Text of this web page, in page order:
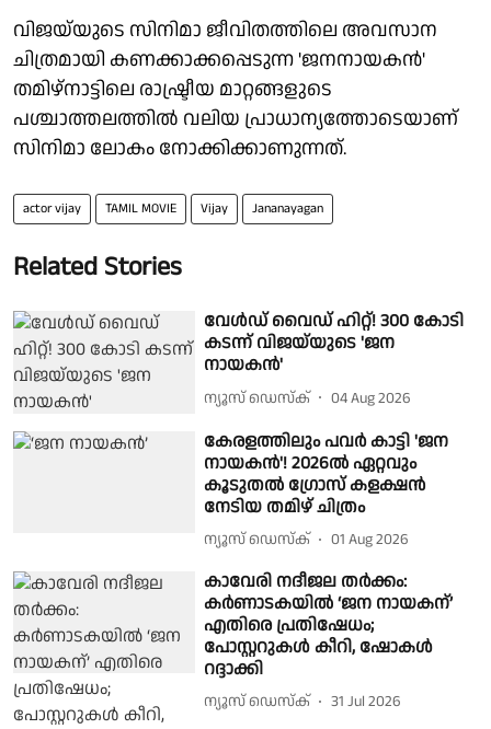
വിജയ്‌യുടെ സിനിമാ ജീവിതത്തിലെ അവസാന
ചിത്രമായി കണക്കാക്കപ്പെടുന്ന 'ജനനായകൻ'
തമിഴ്‌നാട്ടിലെ രാഷ്ട്രീയ മാറ്റങ്ങളുടെ
പശ്ചാത്തലത്തിൽ വലിയ പ്രാധാന്യത്തോടെയാണ്
സിനിമാ ലോകം നോക്കിക്കാണുന്നത്.
actor vijay TAMIL MOVIE Vijay Jananayagan
Related Stories
വേൾഡ് വൈഡ് ഹിറ്റ്! 300 കോടി
കടന്ന് വിജയ്‌യുടെ 'ജന
നായകൻ'
ന്യൂസ് ഡെസ്ക് 04 Aug 2026
കേരളത്തിലും പവർ കാട്ടി 'ജന
നായകൻ'! 2026ൽ ഏറ്റവും
കൂടുതൽ ഗ്രോസ് കളക്ഷൻ
നേടിയ തമിഴ് ചിത്രം
ന്യൂസ് ഡെസ്ക് 01 Aug 2026
കാവേരി നദീജല തർക്കം:
കർണാടകയിൽ ‘ജന നായകന്’
എതിരെ പ്രതിഷേധം;
പോസ്റ്ററുകൾ കീറി, ഷോകൾ
റദ്ദാക്കി
ന്യൂസ് ഡെസ്ക് 31 Jul 2026